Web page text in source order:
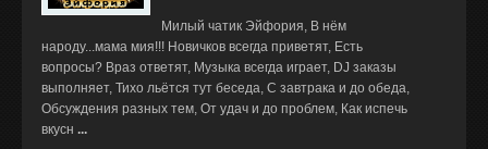
Милый чатик Эйфория, В нём
народу...мама мия!!! Новичков всегда приветят, Есть
вопросы? Враз ответят, Музыка всегда играет, DJ заказы
выполняет, Тихо льётся тут беседа, С завтрака и до обеда,
Обсуждения разных тем, От удач и до проблем, Как испечь
вкусн ...